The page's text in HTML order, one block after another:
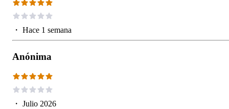
・ Hace 1 semana
Anónima
・ Julio 2026